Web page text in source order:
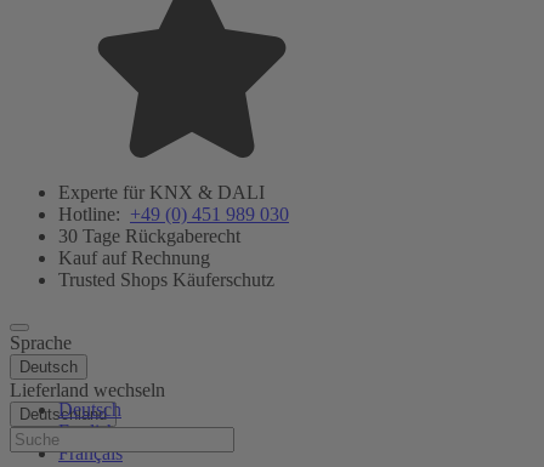
Experte für KNX & DALI
Hotline: +49 (0) 451 989 030
30 Tage Rückgaberecht
Kauf auf Rechnung
Trusted Shops Käuferschutz
Sprache
Deutsch
Deutsch
English
Français
Lieferland wechseln
Deutschland
Hilfe